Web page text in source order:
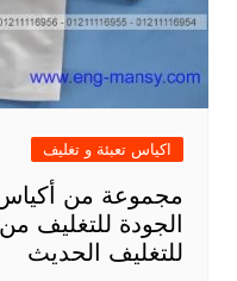
اكياس تعبئة و تغليف
مجموعة من أكياس
الجودة
للتغليف الحديث